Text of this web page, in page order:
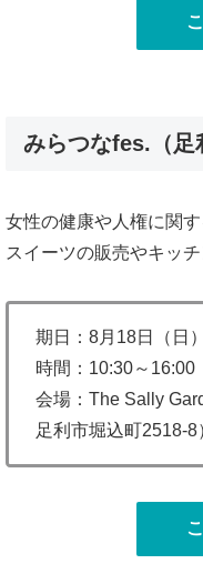
みらつなfes.（足
女性の健康や人権に関
スイーツの販売やキッ
期日：8月18日（日）
時間：10:30～16:00
会場：The Sally
足利市堀込町2518-8